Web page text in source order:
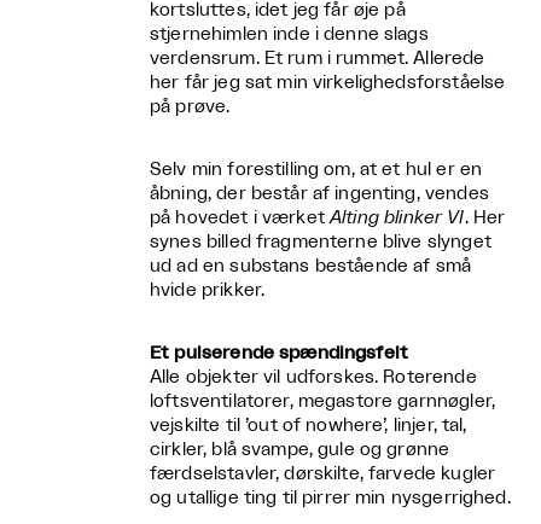
kortsluttes, idet jeg får øje på
stjernehimlen inde i denne slags
verdensrum. Et rum i rummet. Allerede
her får jeg sat min virkelighedsforståelse
på prøve.
Selv min forestilling om, at et hul er en
åbning, der består af ingenting, vendes
på hovedet i værketAlting blinker VI. Her
synes billed fragmenterne blive slynget
ud ad en substans bestående af små
hvide prikker.
Et pulserende spændingsfelt
Alle objekter vil udforskes. Roterende
loftsventilatorer, megastore garnnøgler,
vejskilte til ’out of nowhere’, linjer, tal,
cirkler, blå svampe, gule og grønne
færdselstavler, dørskilte, farvede kugler
og utallige ting til pirrer min nysgerrighed.